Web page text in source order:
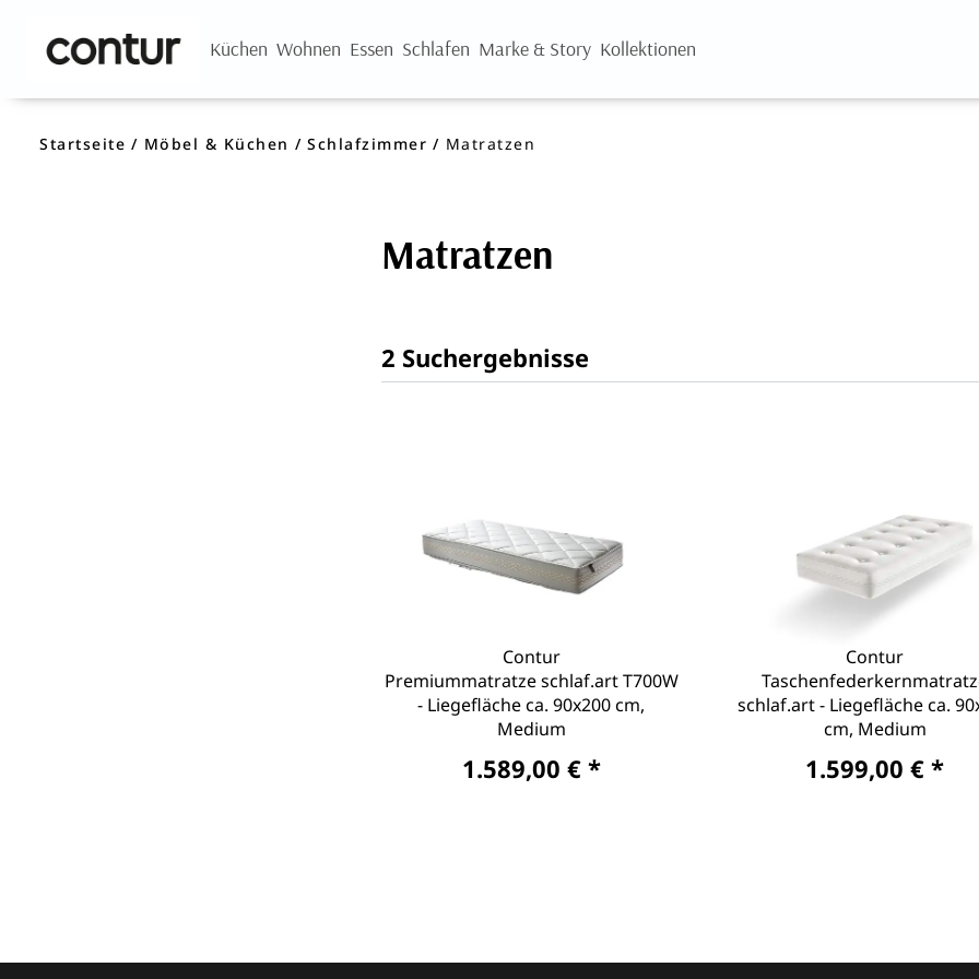
Küchen Wohnen Essen Schlafen Marke & Story Kollektionen
Startseite Möbel & Küchen Schlafzimmer Matratzen
Matratzen
2 Suchergebnisse
Contur
Premiummatratze schlaf.art T700W
- Liegefläche ca. 90x200 cm,
Medium
1.589,00 € *
Contur
schlaf.art - Liegefläche ca.
cm, Medium
1.599,00 € *